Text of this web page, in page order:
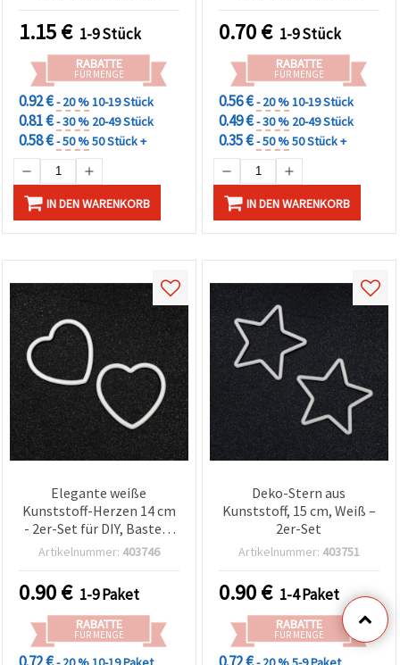
Bastelprojekte
1.15€ 1-9 Stück
RABATTE
FÜR MENGE
0.92 €- 20 %10-19 Stück
0.81 €- 30 % 20-49 Stück
0.58 €- 50 %50 Stück +
IN DEN WARENKORB
0.70€ 1-9 Stück
RABATTE
FÜR MENGE
0.56 €- 20 %10-19 Stück
0.49 €- 30 % 20-49 Stück
0.35 €- 50 %50 Stück +
IN DEN WARENKORB
Elegante weiße
Kunststoff-Herzen 14 cm
- 2er-Set für DIY, Basteln
& festliche Deko
Artikelnummer: 403746
0.90€ 1-9 Paket
RABATTE
FÜR MENGE
0.72 €
Deko-Stern aus
Kunststoff, 15 cm, Weiß –
2er-Set
Artikelnummer: 403751
0.90€ 1-4 Paket
RABATTE
FÜR MENGE
0.72 €